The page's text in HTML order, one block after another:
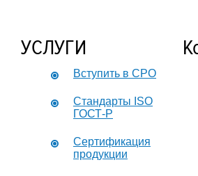
УСЛУГИ
Вступить в СРО
Стандарты ISO
ГОСТ-Р
Сертификация
продукции